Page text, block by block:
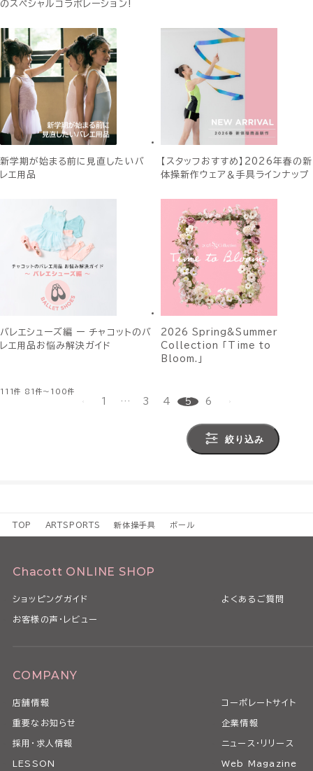
のスペシャルコラボレーション!
新学期が始まる前に見直したいバ
レエ用品
【スタッフおすすめ】2026年春の新
体操新作ウェア＆手具ラインナップ
バレエシューズ編 ー チャコットのバ
レエ用品お悩み解決ガイド
2026 Spring&Summer
Collection 「Time to
Bloom.」
111件 81件～100件
1 … 3 4 5 6
絞り込み
TOP ARTSPORTS 新体操手具 ボール
Chacott ONLINE SHOP
ショッピングガイド よくあるご質問
お客様の声・レビュー
COMPANY
店舗情報 コーポレートサイト
重要なお知らせ 企業情報
採用・求人情報 ニュース・リリース
LESSON Web Magazine